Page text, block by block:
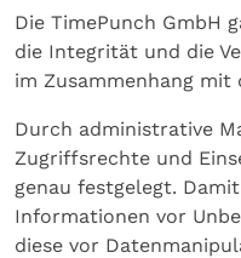
Die TimePunch GmbH
die Integrität und die
im Zusammenhang mit
Durch administrative
Zugriffsrechte und
genau festgelegt.
Informationen vor
diese vor